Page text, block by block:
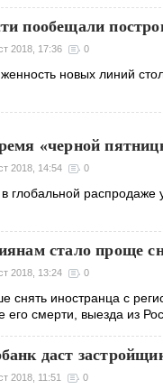
пообещали
2018, 17:36 0
новых линий
«черной
2018, 14:54 0
в глобальной распродаже
стало проще
2018, 13:24 0
снять иностранца с
его смерти, выезда из
даст
2018, 11:51 0